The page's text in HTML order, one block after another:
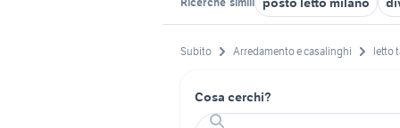
Subito Arredamento e casalinghi letto
Cosa cerchi?